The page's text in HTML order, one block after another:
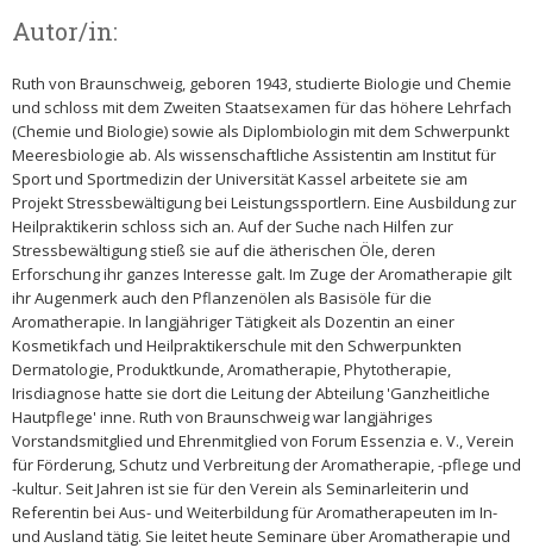
Autor/in:
Ruth von Braunschweig, geboren 1943, studierte Biologie und Chemie
und schloss mit dem Zweiten Staatsexamen für das höhere Lehrfach
(Chemie und Biologie) sowie als Diplombiologin mit dem Schwerpunkt
Meeresbiologie ab. Als wissenschaftliche Assistentin am Institut für
Sport und Sportmedizin der Universität Kassel arbeitete sie am
Projekt Stressbewältigung bei Leistungssportlern. Eine Ausbildung zur
Heilpraktikerin schloss sich an. Auf der Suche nach Hilfen zur
Stressbewältigung stieß sie auf die ätherischen Öle, deren
Erforschung ihr ganzes Interesse galt. Im Zuge der Aromatherapie gilt
ihr Augenmerk auch den Pflanzenölen als Basisöle für die
Aromatherapie. In langjähriger Tätigkeit als Dozentin an einer
Kosmetikfach und Heilpraktikerschule mit den Schwerpunkten
Dermatologie, Produktkunde, Aromatherapie, Phytotherapie,
Irisdiagnose hatte sie dort die Leitung der Abteilung 'Ganzheitliche
Hautpflege' inne. Ruth von Braunschweig war langjähriges
Vorstandsmitglied und Ehrenmitglied von Forum Essenzia e. V., Verein
für Förderung, Schutz und Verbreitung der Aromatherapie, -pflege und
-kultur. Seit Jahren ist sie für den Verein als Seminarleiterin und
Referentin bei Aus- und Weiterbildung für Aromatherapeuten im In-
und Ausland tätig. Sie leitet heute Seminare über Aromatherapie und